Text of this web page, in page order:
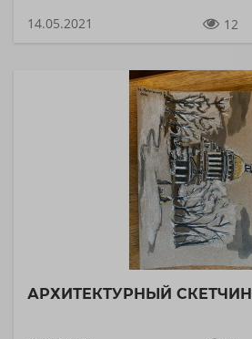
14.05.2021 12
АРХИТЕКТУРНЫЙ